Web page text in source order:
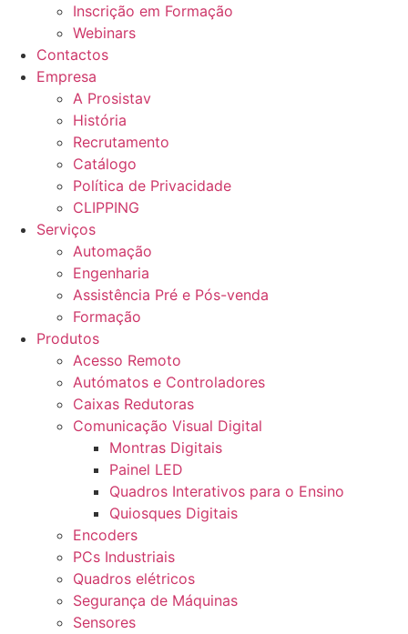
Inscrição em Formação
Webinars
Contactos
Empresa
A Prosistav
História
Recrutamento
Catálogo
Política de Privacidade
CLIPPING
Serviços
Automação
Engenharia
Assistência Pré e Pós-venda
Formação
Produtos
Acesso Remoto
Autómatos e Controladores
Caixas Redutoras
Comunicação Visual Digital
Montras Digitais
Painel LED
Quadros Interativos para o Ensino
Quiosques Digitais
Encoders
PCs Industriais
Quadros elétricos
Segurança de Máquinas
Sensores